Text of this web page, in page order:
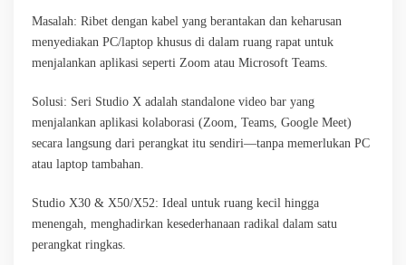
Masalah: Ribet dengan kabel yang berantakan dan keharusan
menyediakan PC/laptop khusus di dalam ruang rapat untuk
menjalankan aplikasi seperti Zoom atau Microsoft Teams.
Solusi: Seri Studio X adalah standalone video bar yang
menjalankan aplikasi kolaborasi (Zoom, Teams, Google Meet)
secara langsung dari perangkat itu sendiri—tanpa memerlukan PC
atau laptop tambahan.
Studio X30 & X50/X52: Ideal untuk ruang kecil hingga
menengah, menghadirkan kesederhanaan radikal dalam satu
perangkat ringkas.